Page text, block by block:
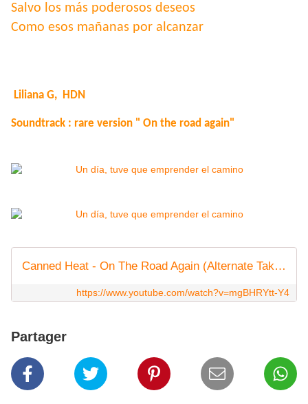
Salvo los más poderosos deseos
Como esos mañanas por alcanzar
Liliana G, HDN
Soundtrack : rare version " On the road again"
Canned Heat - On The Road Again (Alternate Take) [HQ]
https://www.youtube.com/watch?v=mgBHRYtt-Y4
Partager